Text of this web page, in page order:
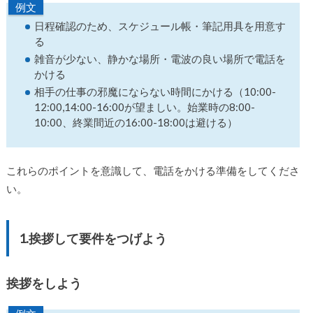
例文
日程確認のため、スケジュール帳・筆記用具を用意す
る
雑音が少ない、静かな場所・電波の良い場所で電話を
かける
相手の仕事の邪魔にならない時間にかける（10:00-
12:00,14:00-16:00が望ましい。始業時の8:00-
10:00、終業間近の16:00-18:00は避ける）
これらのポイントを意識して、電話をかける準備をしてくださ
い。
1.挨拶して要件をつげよう
挨拶をしよう